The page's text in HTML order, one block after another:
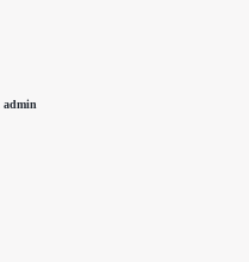
admin